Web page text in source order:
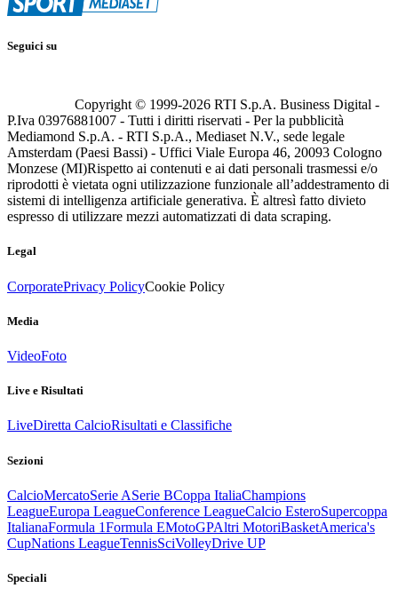
Seguici su
Copyright © 1999-2026 RTI S.p.A. Business Digital -
P.Iva 03976881007 - Tutti i diritti riservati - Per la pubblicità
Mediamond S.p.A. - RTI S.p.A., Mediaset N.V., sede legale
Amsterdam (Paesi Bassi) - Uffici Viale Europa 46, 20093 Cologno
Monzese (MI)Rispetto ai contenuti e ai dati personali trasmessi e/o
riprodotti è vietata ogni utilizzazione funzionale all’addestramento di
sistemi di intelligenza artificiale generativa. È altresì fatto divieto
espresso di utilizzare mezzi automatizzati di data scraping.
Legal
CorporatePrivacy PolicyCookie Policy
Media
VideoFoto
Live e Risultati
LiveDiretta CalcioRisultati e Classifiche
Sezioni
CalcioMercatoSerie ASerie BCoppa ItaliaChampions
LeagueEuropa LeagueConference LeagueCalcio EsteroSupercoppa
ItalianaFormula 1Formula EMotoGPAltri MotoriBasketAmerica's
CupNations LeagueTennisSciVolleyDrive UP
Speciali